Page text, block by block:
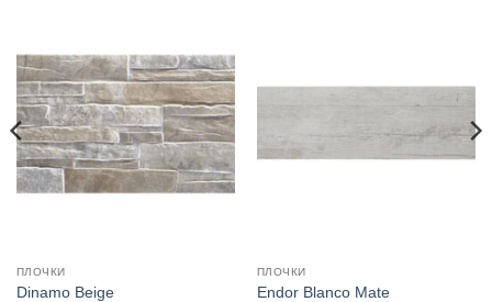
ПЛОЧКИ
Dinamo Beige
ПЛОЧКИ
Endor Blanco Mate